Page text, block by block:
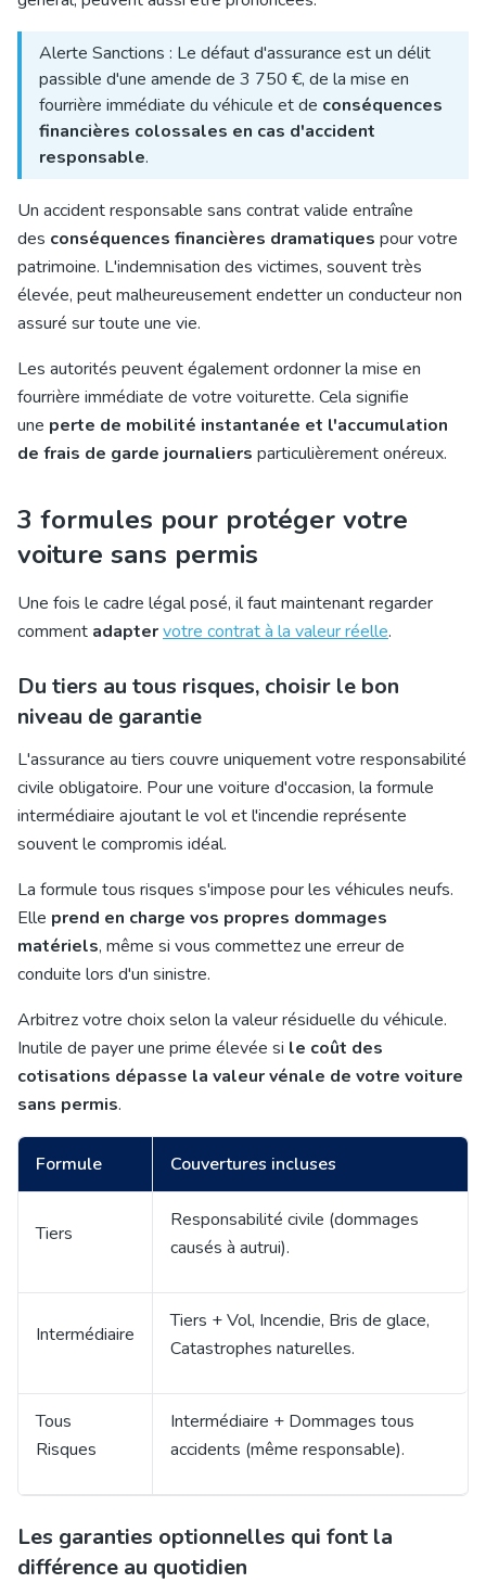
Alerte Sanctions : Le défaut d'assurance est un délit
passible d'une amende de 3 750 €, de la mise en
fourrière immédiate du véhicule et de conséquences
financières colossales en cas d'accident
responsable.
Un accident responsable sans contrat valide entraîne
des conséquences financières dramatiques pour votre
patrimoine. L'indemnisation des victimes, souvent très
élevée, peut malheureusement endetter un conducteur non
assuré sur toute une vie.
Les autorités peuvent également ordonner la mise en
fourrière immédiate de votre voiturette. Cela signifie
une perte de mobilité instantanée et l'accumulation
de frais de garde journaliers particulièrement onéreux.
3 formules pour protéger votre
voiture sans permis
Une fois le cadre légal posé, il faut maintenant regarder
comment adaptervotre contrat à la valeur réelle.
Du tiers au tous risques, choisir le bon
niveau de garantie
L'assurance au tiers couvre uniquement votre responsabilité
civile obligatoire. Pour une voiture d'occasion, la formule
intermédiaire ajoutant le vol et l'incendie représente
souvent le compromis idéal.
La formule tous risques s'impose pour les véhicules neufs.
Elle prend en charge vos propres dommages
matériels, même si vous commettez une erreur de
conduite lors d'un sinistre.
Arbitrez votre choix selon la valeur résiduelle du véhicule.
Inutile de payer une prime élevée si le coût des
cotisations dépasse la valeur vénale de votre voiture
sans permis.
Formule Couvertures incluses
Tiers
Responsabilité civile (dommages
causés à autrui).
Intermédiaire
Tiers + Vol, Incendie, Bris de glace,
Catastrophes naturelles.
Tous
Risques
Intermédiaire + Dommages tous
accidents (même responsable).
Les garanties optionnelles qui font la
différence au quotidien